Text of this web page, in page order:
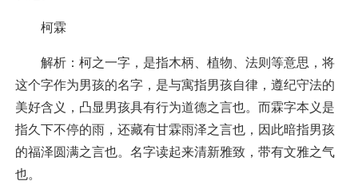
柯霖
解析：柯之一字，是指木柄、植物、法则等意思，将
这个字作为男孩的名字，是与寓指男孩自律，遵纪守法的
美好含义，凸显男孩具有行为道德之言也。而霖字本义是
指久下不停的雨，还藏有甘霖雨泽之言也，因此暗指男孩
的福泽圆满之言也。名字读起来清新雅致，带有文雅之气
也。